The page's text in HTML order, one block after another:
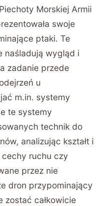
Morskiej Armii
swoje
ptaki. Te
naśladują wygląd i
zadanie przede
u
m.in. systemy
te systemy
technik do
analizując kształt i
ruchu czy
przez nie
dron przypominający
zostać całkowicie